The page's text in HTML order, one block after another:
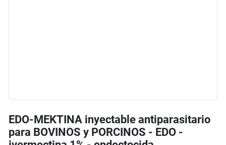
EDO-MEKTINA inyectable antiparasitario
para BOVINOS y PORCINOS - EDO -